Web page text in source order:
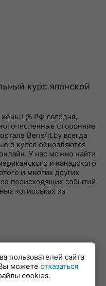
курс японской
иены ЦБ РФ сегодня,
сторонние
Benefit.by всегда
о курсе обновляются
У нас можно найти
и канадского
и многих других
происходящих событий
котировках из
НБ РБ
пользователей сайта
можете отказаться
cookies.